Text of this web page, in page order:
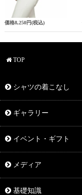
価格8,250円(税込)
TOP
シャツの着こなし
ギャラリー
イベント・ギフト
メディア
基礎知識